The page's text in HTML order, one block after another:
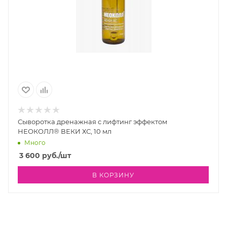
Сыворотка дренажная с лифтинг эффектом
НЕОКОЛЛ® ВЕКИ ХС, 10 мл
Много
3 600 руб./шт
В КОРЗИНУ